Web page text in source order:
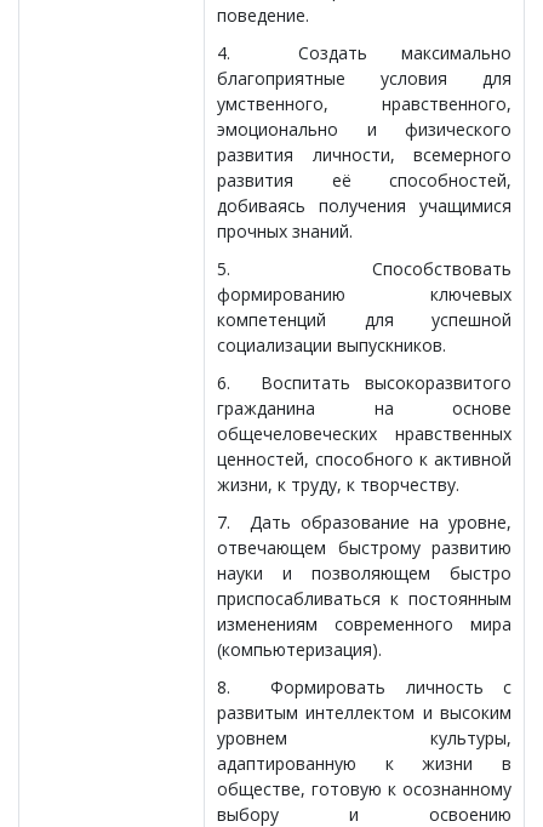
поведение.
4. Создать максимально
благоприятные условия для
умственного, нравственного,
эмоционально и физического
развития личности, всемерного
развития её способностей,
добиваясь получения учащимися
прочных знаний.
5. Способствовать
формированию ключевых
компетенций для успешной
социализации выпускников.
6. Воспитать высокоразвитого
гражданина на основе
общечеловеческих нравственных
ценностей, способного к активной
жизни, к труду, к творчеству.
7. Дать образование на уровне,
отвечающем быстрому развитию
науки и позволяющем быстро
приспосабливаться к постоянным
изменениям современного мира
(компьютеризация).
8. Формировать личность с
развитым интеллектом и высоким
уровнем культуры,
адаптированную к жизни в
обществе, готовую к осознанному
выбору и освоению